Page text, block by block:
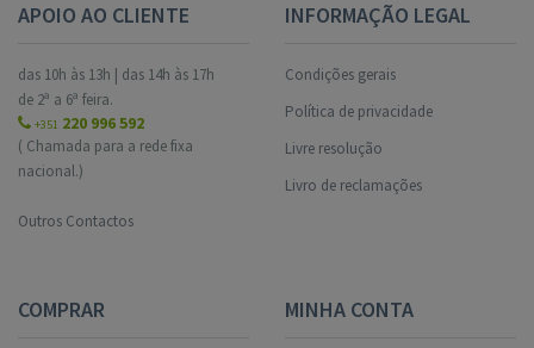
APOIO AO CLIENTE
das 10h às 13h | das 14h às 17h
de 2ª a 6ª feira.
+351 220 996 592
( Chamada para a rede fixa
nacional.)
Outros Contactos
INFORMAÇÃO LEGAL
Condições gerais
Política de privacidade
Livre resolução
Livro de reclamações
COMPRAR MINHA CONTA